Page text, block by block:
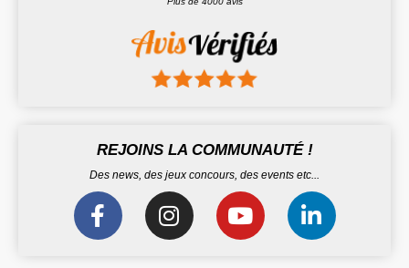
REJOINS LA COMMUNAUTÉ !
Des news, des jeux concours, des events etc...